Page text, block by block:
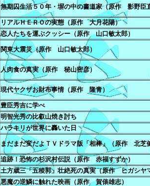
無期囚生活５０年・塀の中の書道家（原作 影野臣
リアルＨＥＲＯの実態（原作 大月花陽）
恋人たちを運ぶクッシー（原作 山口敏太郎）
関東大震災（原作 山口敏太郎）
人肉食の真実（原作 秘山密彦）
現代ヤクザお財布事情（原作 隆青）
豊臣秀吉に学べ
明智光秀の比叡山焼き討ち
ハラキリが世界に轟いた日
まだまだ変だよＴＶドラマ版「相棒」（原作 北芝
追跡！恐怖の杉沢村伝説（原作 赤福すずか）
土方歳三「五稜郭」壮絶死の真実（原作 ヒガシヤ
悪魔の逆鱗に触れた映画（原作 賀俵雄志）